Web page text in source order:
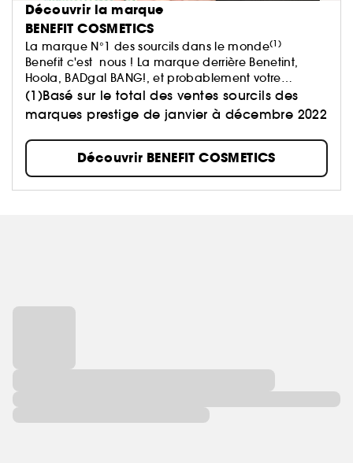
Découvrir la marque
BENEFIT COSMETICS
La marque N°1 des sourcils dans le monde(1)
Benefit c'est nous ! La marque derrière Benetint,
Hoola, BADgal BANG!, et probablement votre
marque sourcils préférée !
Chez Benefit, nous pensons que la beauté doit être
synonyme de plaisir et de bien-être. Parce que le
bien-être intérieur se voit à l'extérieur.​
Alors, que vous soyez à la recherche de votre produit
make-up favori ou que vous ayez simplement besoin
de vous amuser, on s'occupe de vous.
(1)Basé sur le total des ventes sourcils des
marques prestige de janvier à décembre 2022
Découvrir BENEFIT COSMETICS